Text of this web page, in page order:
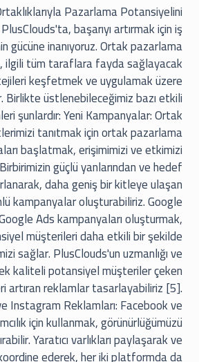
Pazarlama Potansiyelini
başarıyı artırmak için iş
gücüne inanıyoruz. Ortak pazarlama
ilgili tüm taraflara fayda sağlayacak
keşfetmek ve uygulamak üzere
Birlikte üstlenebileceğimiz bazı etkili
şunlardır: Yeni Kampanyalar: Ortak
tanıtmak için ortak pazarlama
başlatmak, erişimimizi ve etkimizi
güçlü yanlarından ve hedef
daha geniş bir kitleye ulaşan
kampanyalar oluşturabiliriz. Google
Ads kampanyaları oluşturmak,
müşterileri daha etkili bir şekilde
sağlar. PlusClouds'un uzmanlığı ve
kaliteli potansiyel müşteriler çeken
artıran reklamlar tasarlayabiliriz [5].
Instagram Reklamları: Facebook ve
için kullanmak, görünürlüğümüzü
Yaratıcı varlıkları paylaşarak ve
koordine ederek, her iki platformda da